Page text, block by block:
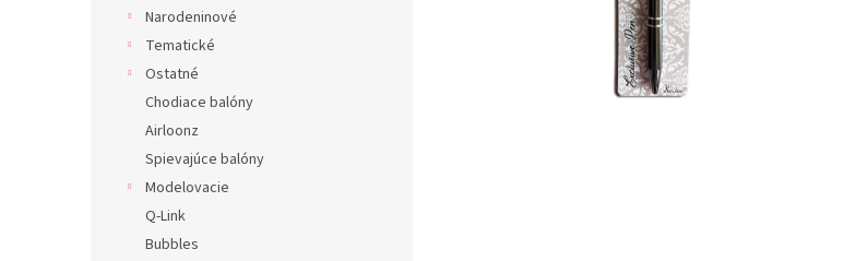
Narodeninové
Tematické
Ostatné
Chodiace balóny
Airloonz
Spievajúce balóny
Modelovacie
Q-Link
Bubbles